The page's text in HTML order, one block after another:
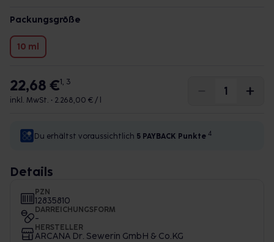
Packungsgröße
10 ml
22,68 €1, 3
inkl. MwSt. • 2.268,00 € / l
Du erhältst voraussichtlich 5 PAYBACK Punkte 4
Details
PZN
12835810
DARREICHUNGSFORM
-
HERSTELLER
ARCANA Dr. Sewerin GmbH & Co.KG